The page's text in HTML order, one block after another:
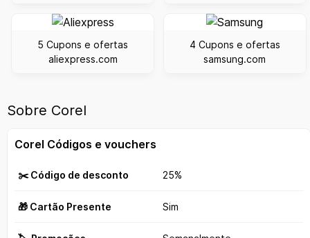
5 Cupons e ofertas
aliexpress.com
4 Cupons e ofertas
samsung.com
Sobre Corel
Corel Códigos e vouchers
✂️ Código de desconto 25%
🎁 Cartão Presente Sim